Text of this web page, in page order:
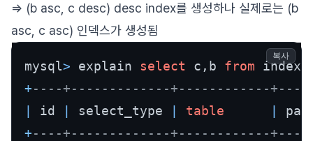
=> (b asc, c desc) desc index를 생성하나 실제로는 (b
asc, c asc) 인덱스가 생성됨
mysql> explain select c,b from
+----+-------------+------------
id select_type table
+----+-------------+------------
복사